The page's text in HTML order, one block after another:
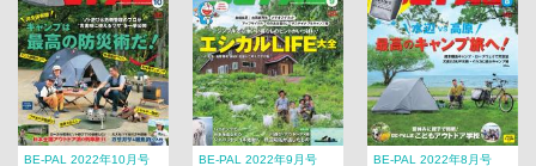
BE-PAL 2022年10月号 BE-PAL 2022年9月号 BE-PAL 2022年8月号